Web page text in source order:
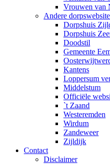
Vrouwen van
Andere
Dorpshuis
Dorpshuis
Doodstil
Gemeente
Kantens
Loppersum
Middelstum
Officiële
`t Zaand
Westeremden
Wirdum
Zandeweer
Zijldijk
Contact
Disclaimer